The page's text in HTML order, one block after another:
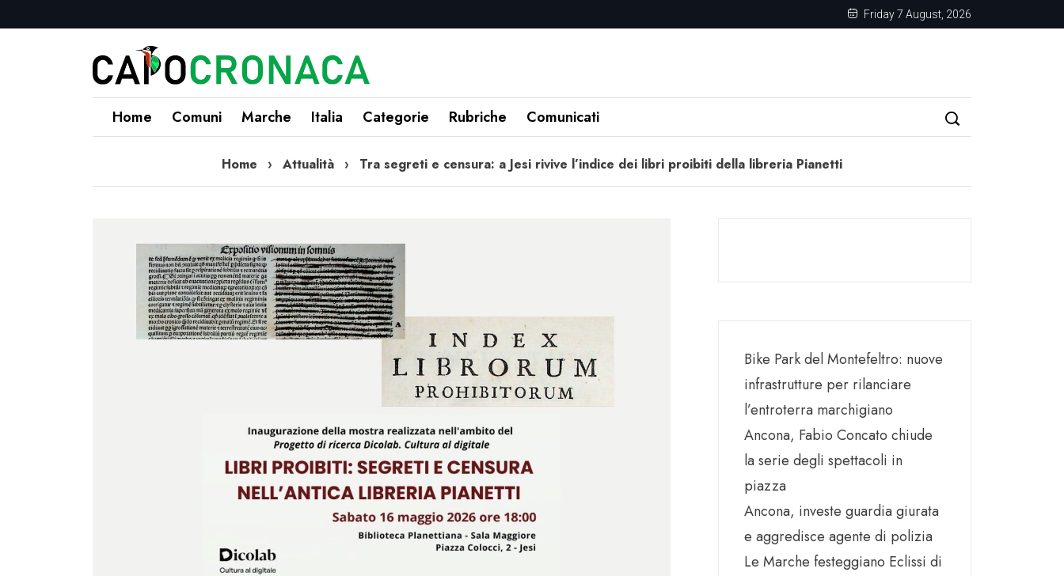
Friday 7 August, 2026
Home Comuni Marche Italia Categorie Rubriche Comunicati
Home › Attualità › Tra segreti e censura: a Jesi rivive l’indice dei libri proibiti della libreria Pianetti
Bike Park del Montefeltro: nuove
infrastrutture per rilanciare
l’entroterra marchigiano
Ancona, Fabio Concato chiude
la serie degli spettacoli in
piazza
Ancona, investe guardia giurata
e aggredisce agente di polizia
Le Marche festeggiano Eclissi di